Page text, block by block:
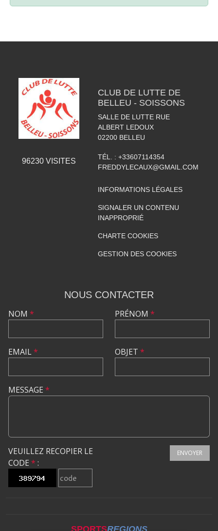
96230VISITES
CLUB DE LUTTE DE
BELLEU - SOISSONS
SALLE DE LUTTE RUE
ALBERT LEDOUX
02200 BELLEU
TÉL. : +33607114354
FREDDYLECAUX@GMAIL.COM
INFORMATIONS LÉGALES
SIGNALER UN CONTENU
INAPPROPRIÉ
CHARTE COOKIES
GESTION DES COOKIES
NOUS CONTACTER
NOM *
EMAIL*
PRÉNOM *
OBJET *
MESSAGE *
VEUILLEZ RECOPIER LE
CODE * :
ENVOYER
SPORTSREGIONS